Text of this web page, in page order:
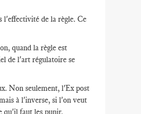
l'effectivité de la règle. Ce
quand la règle est
de l'art régulatoire se
Non seulement, l'Ex post
à l'inverse, si l'on veut
qu'il faut les punir.